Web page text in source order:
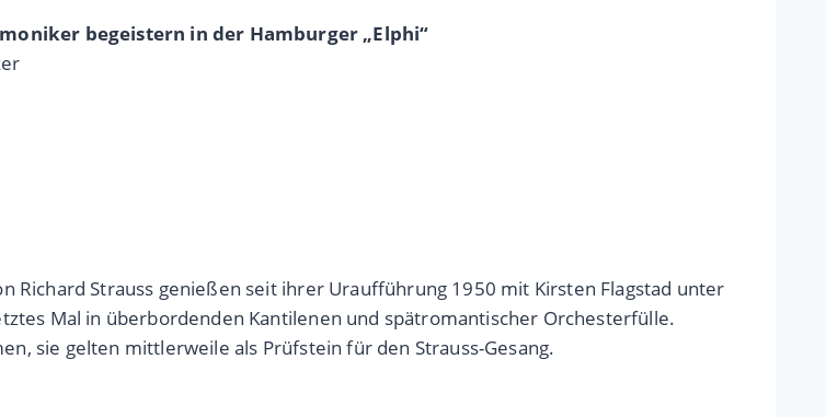
begeistern in der Hamburger „Elphi“
Strauss genießen seit ihrer Uraufführung 1950 mit Kirsten Flagstad unter
Mal in überbordenden Kantilenen und spätromantischer Orchesterfülle.
sie gelten mittlerweile als Prüfstein für den Strauss-Gesang.